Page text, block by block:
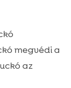
megvédi a
az